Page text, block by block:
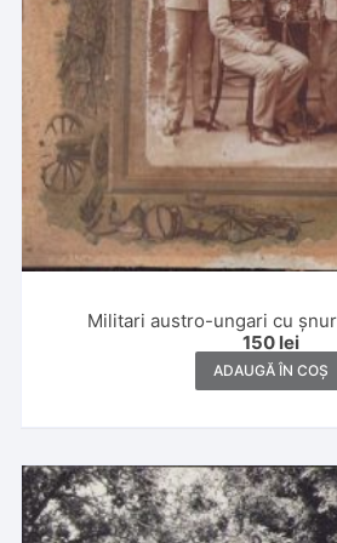
Militari austro-ungari cu
150 lei
ADAUGĂ ÎN COȘ